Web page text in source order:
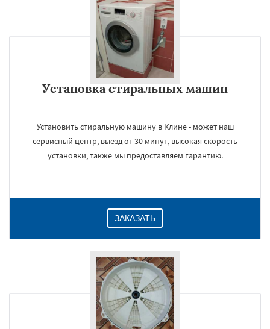
Установка стиральных машин
Установить стиральную машину в Клине - может наш
сервисный центр, выезд от 30 минут, высокая скорость
установки, также мы предоставляем гарантию.
ЗАКАЗАТЬ